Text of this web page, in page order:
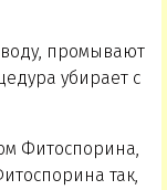
промывают
убирает с
Фитоспорина,
так,